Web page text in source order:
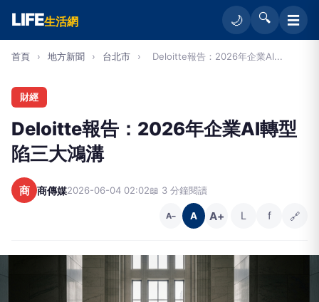
LIFE生活網 🌙 🔍 ☰
首頁 › 地方新聞 › 台北市 › Deloitte報告：2026年企業AI...
財經
Deloitte報告：2026年企業AI轉型
陷三大鴻溝
商 商傳媒2026-06-04 02:02📖 3 分鐘閱讀
A− A A+ L f 🔗